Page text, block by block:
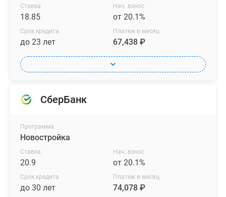
Ставка
18.85
Нач. взнос
от 20.1%
Срок кредита
до 23 лет
Платеж в месяц
67,438 ₽
СберБанк
Программа
Новостройка
Ставка
20.9
Нач. взнос
от 20.1%
Срок кредита
до 30 лет
Платеж в месяц
74,078 ₽